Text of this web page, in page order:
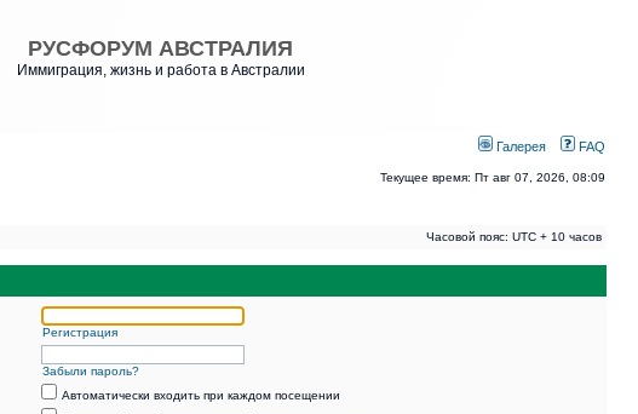
РУСФОРУМ АВСТРАЛИЯ
Иммиграция, жизнь и работа в Австралии
Галерея FAQ
Текущее время: Пт авг 07, 2026, 08:09
Часовой пояс: UTC + 10 часов
Регистрация
Забыли пароль?
Автоматически входить при каждом посещении